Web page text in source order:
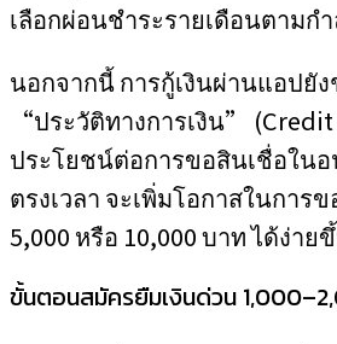
เลือกผ่อนชำระรายเดือนตามก
นอกจากนี้ การกู้เงินผ่านแอปยั
“ประวัติทางการเงิน”
ประโยชน์ต่อการขอสินเชื่อใน
ตรงเวลา จะเพิ่มโอกาสในการ
5,000 หรือ 10,000 บาท ได้ง่าย
ขั้นตอนสมัครยืมเงินด่วน